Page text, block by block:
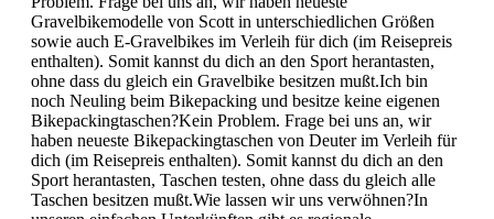
Gravelbikemodelle von Scott in unterschiedlichen Größen
sowie auch E-Gravelbikes im Verleih für dich (im Reisepreis
enthalten). Somit kannst du dich an den Sport herantasten,
ohne dass du gleich ein Gravelbike besitzen mußt.Ich bin
noch Neuling beim Bikepacking und besitze keine eigenen
Bikepackingtaschen?Kein Problem. Frage bei uns an, wir
haben neueste Bikepackingtaschen von Deuter im Verleih für
dich (im Reisepreis enthalten). Somit kannst du dich an den
Sport herantasten, Taschen testen, ohne dass du gleich alle
Taschen besitzen mußt.Wie lassen wir uns verwöhnen?In